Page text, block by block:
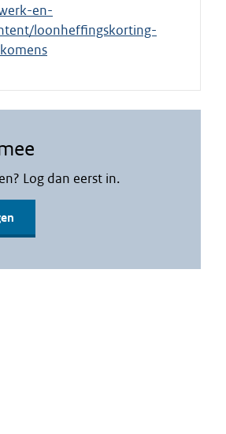
en-
loonheffingskorting-
Log dan eerst in.